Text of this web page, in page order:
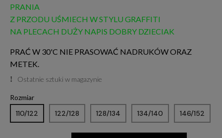
PRANIA
Z PRZODU UŚMIECH W STYLU GRAFFITI
NA PLECACH DUŻY NAPIS DOBRY DZIECIAK
PRAĆ W 30'C NIE PRASOWAĆ NADRUKÓW ORAZ
METEK.
Ostatnie sztuki w magazynie
Rozmiar
110/122 122/128 128/134 134/140 146/152